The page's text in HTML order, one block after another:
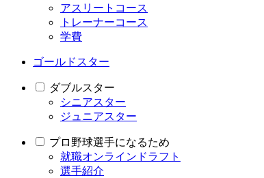
アスリートコース
トレーナーコース
学費
ゴールドスター
ダブルスター
シニアスター
ジュニアスター
プロ野球選手になるため
就職オンラインドラフト
選手紹介